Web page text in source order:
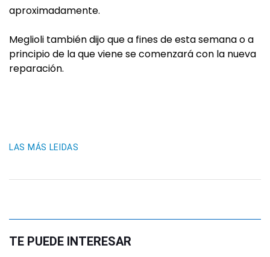
aproximadamente.
Meglioli también dijo que a fines de esta semana o a
principio de la que viene se comenzará con la nueva
reparación.
LAS MÁS LEIDAS
TE PUEDE INTERESAR